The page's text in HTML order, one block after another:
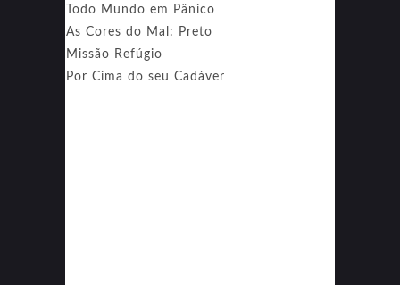
Todo Mundo em Pânico
As Cores do Mal: Preto
Missão Refúgio
Por Cima do seu Cadáver